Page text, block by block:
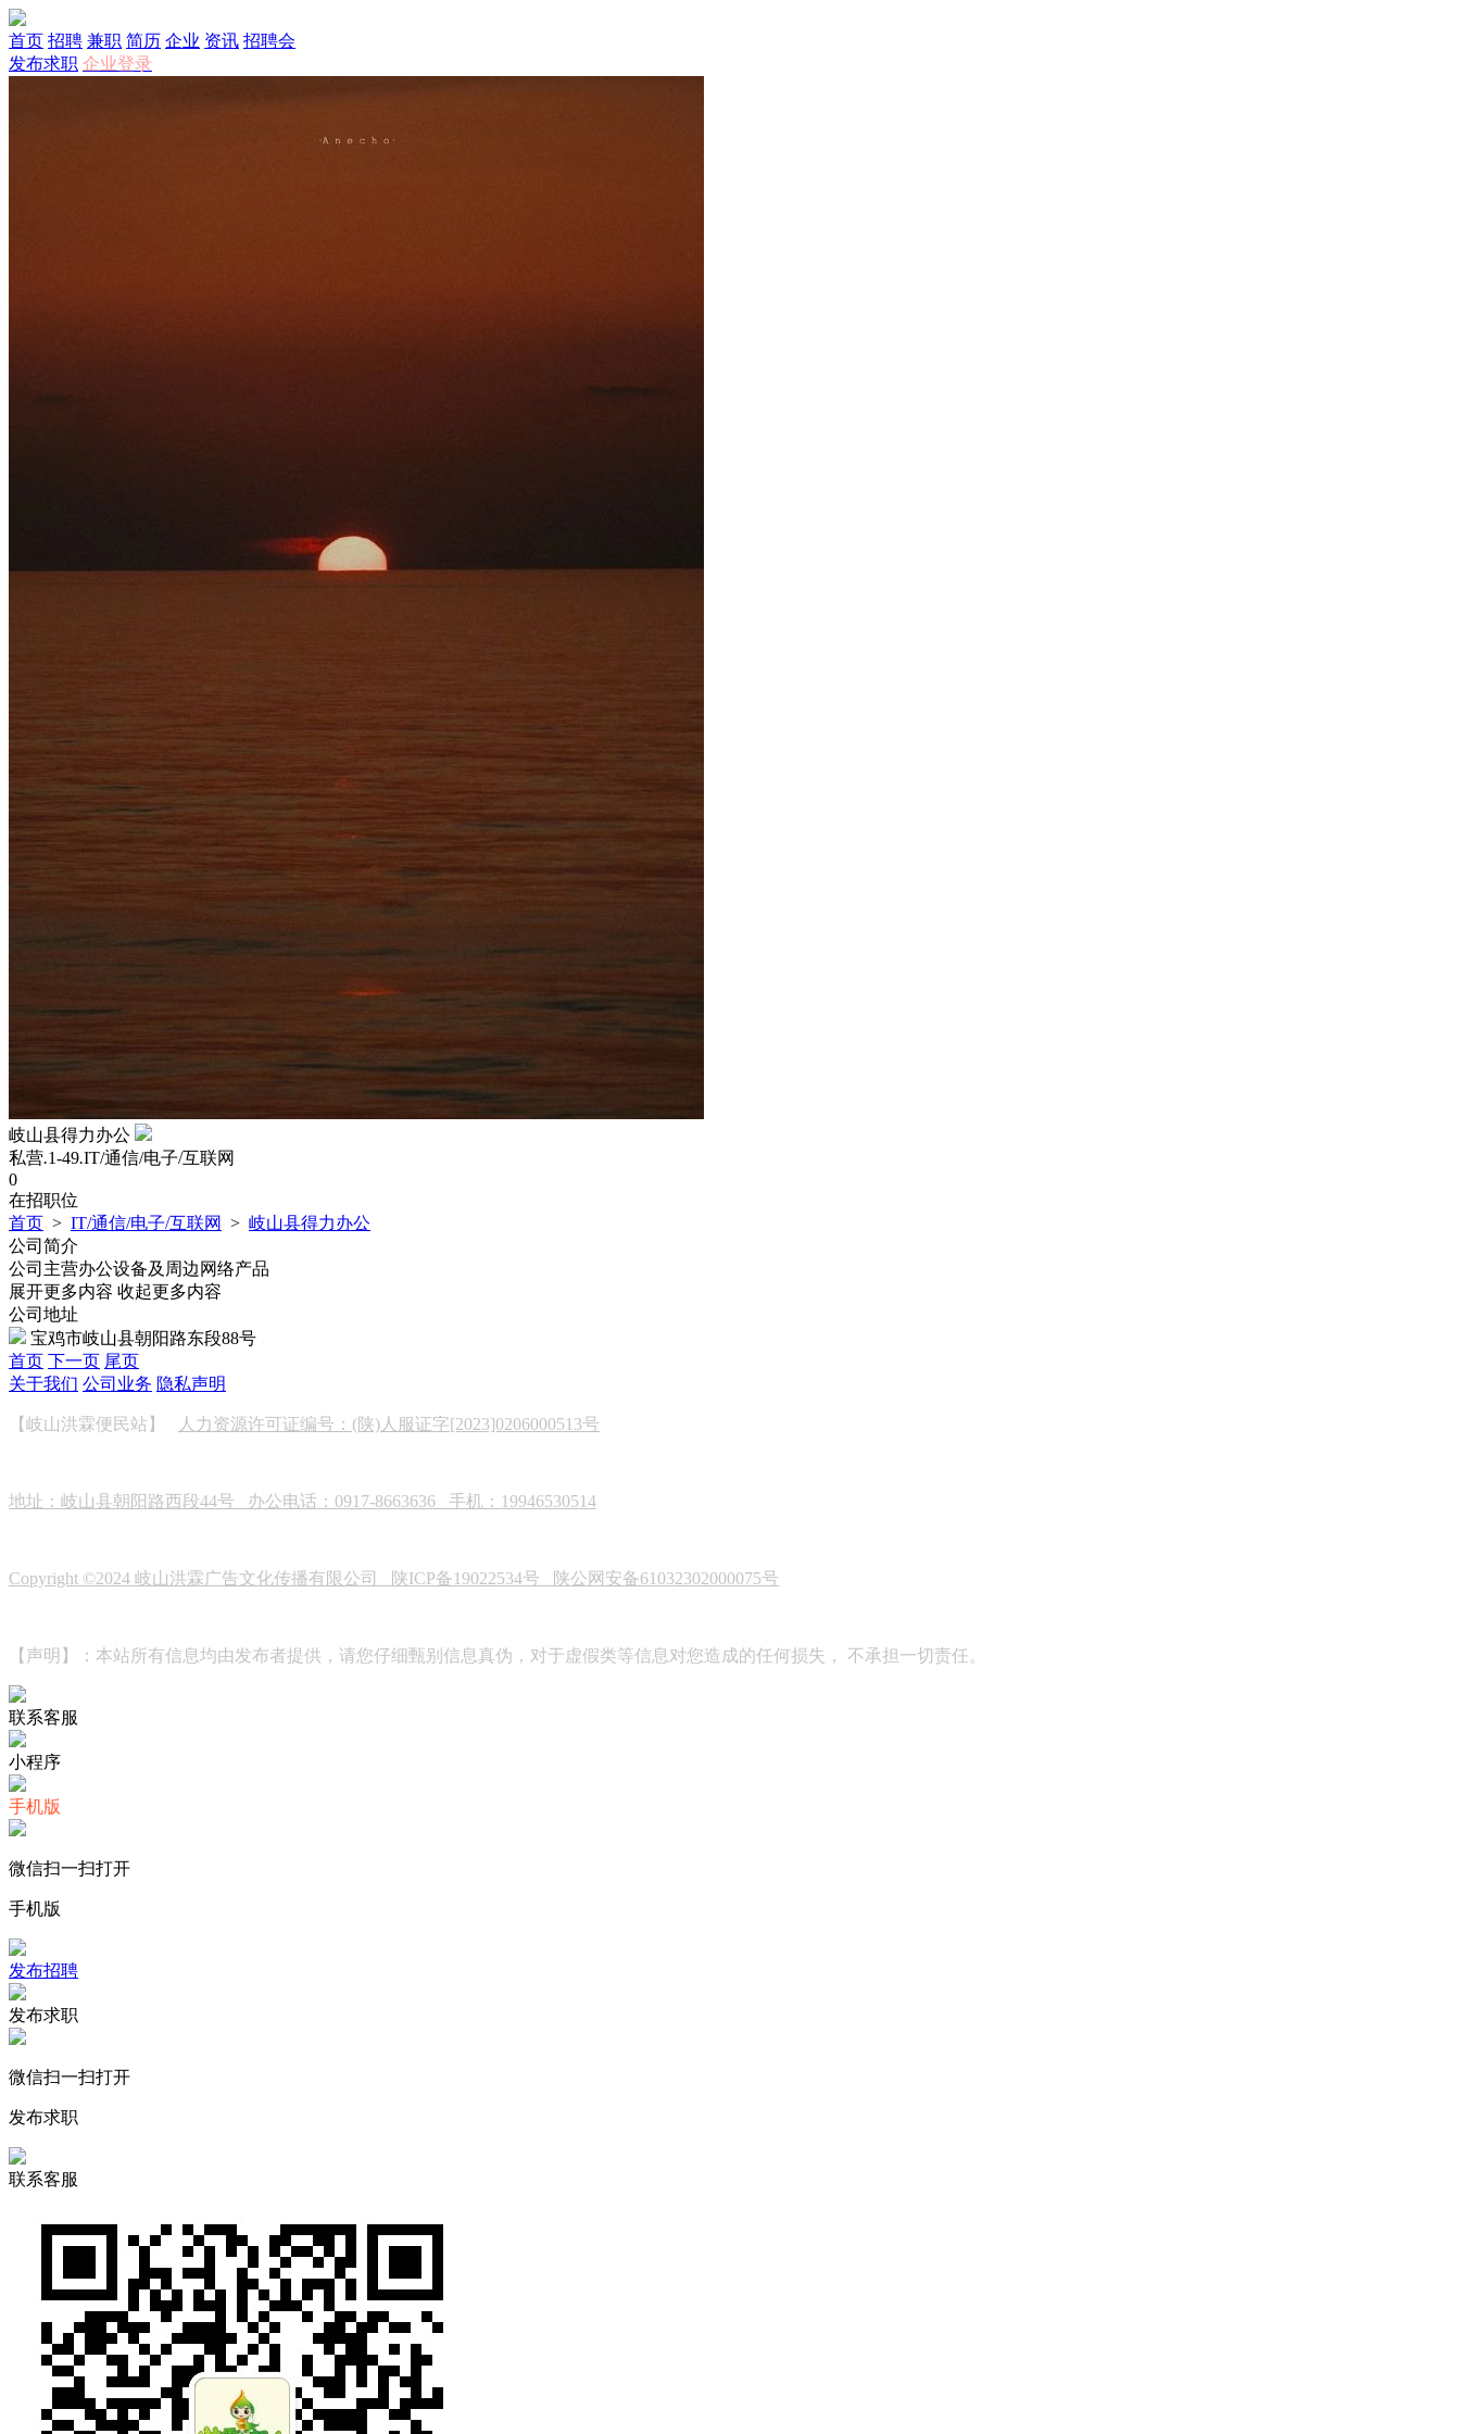
首页 招聘 兼职 简历 企业 资讯 招聘会
发布求职 企业登录
岐山县得力办公
私营.1-49.IT/通信/电子/互联网
0
在招职位
首页 > IT/通信/电子/互联网 > 岐山县得力办公
公司简介
公司主营办公设备及周边网络产品
展开更多内容 收起更多内容
公司地址
宝鸡市岐山县朝阳路东段88号
首页 下一页 尾页
关于我们 公司业务 隐私声明
【岐山洪霖便民站】 人力资源许可证编号：(陕)人服证字[2023]0206000513号
地址：岐山县朝阳路西段44号 办公电话：0917-8663636 手机：19946530514
Copyright ©2024 岐山洪霖广告文化传播有限公司 陕ICP备19022534号 陕公网安备61032302000075号
【声明】：本站所有信息均由发布者提供，请您仔细甄别信息真伪，对于虚假类等信息对您造成的任何损失， 不承担一切责任。
联系客服
小程序
手机版
微信扫一扫打开
手机版
发布招聘
发布求职
微信扫一扫打开
发布求职
联系客服